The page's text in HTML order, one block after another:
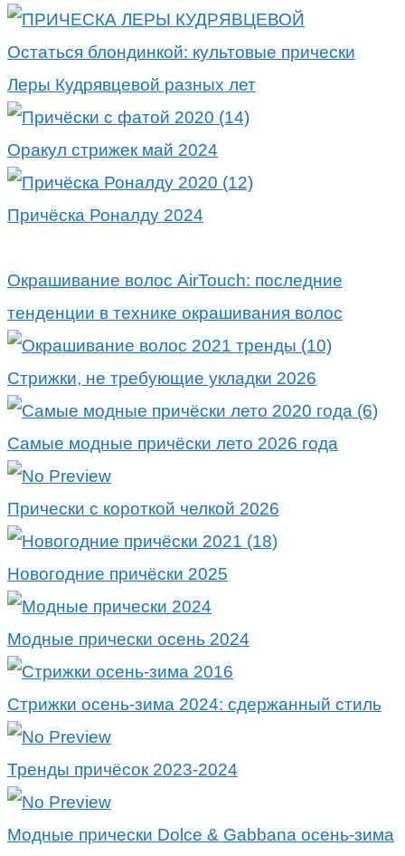
Остаться блондинкой: культовые прически
Леры Кудрявцевой разных лет
Оракул стрижек май 2024
Причёска Роналду 2024
Окрашивание волос AirTouch: последние
тенденции в технике окрашивания волос
Стрижки, не требующие укладки 2026
Самые модные причёски лето 2026 года
Прически с короткой челкой 2026
Новогодние причёски 2025
Модные прически осень 2024
Стрижки осень-зима 2024: сдержанный стиль
Тренды причёсок 2023-2024
Модные прически Dolce & Gabbana осень-зима